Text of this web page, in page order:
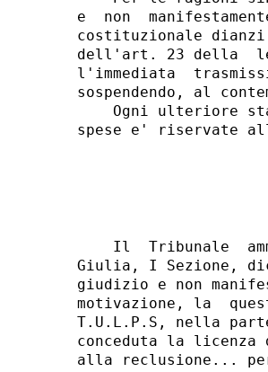
Il  Tribunale
Giulia, I Sezione,
giudizio e non
motivazione, la
T.U.L.P.S, nella
conceduta la
alla reclusione...